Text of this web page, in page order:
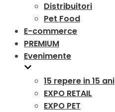
Distribuitori
Pet Food
E-commerce
PREMIUM
Evenimente
15 repere in 15 ani
EXPO RETAIL
EXPO PET